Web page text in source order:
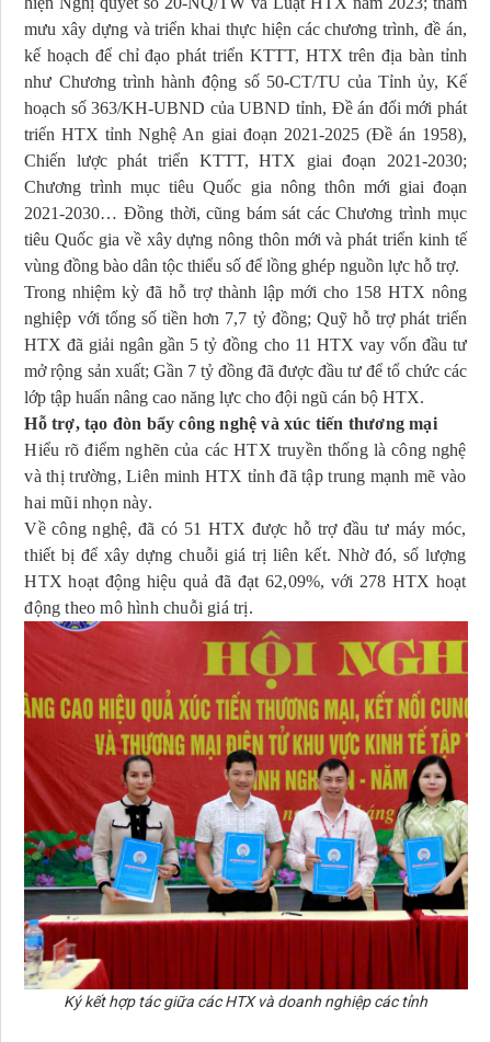
mưu xây dựng và triển khai thực hiện các chương trình, đề án,
kế hoạch để chỉ đạo phát triển KTTT, HTX trên địa bàn tỉnh
như Chương trình hành động số 50-CT/TU của Tỉnh ủy, Kế
hoạch số 363/KH-UBND của UBND tỉnh, Đề án đổi mới phát
triển HTX tỉnh Nghệ An giai đoạn 2021-2025 (Đề án 1958),
Chiến lược phát triển KTTT, HTX giai đoạn 2021-2030;
Chương trình mục tiêu Quốc gia nông thôn mới giai đoạn
2021-2030… Đồng thời, cũng bám sát các Chương trình mục
tiêu Quốc gia về xây dựng nông thôn mới và phát triển kinh tế
vùng đồng bào dân tộc thiểu số để lồng ghép nguồn lực hỗ trợ.
Trong nhiệm kỳ đã hỗ trợ thành lập mới cho 158 HTX nông
nghiệp với tổng số tiền hơn 7,7 tỷ đồng; Quỹ hỗ trợ phát triển
HTX đã giải ngân gần 5 tỷ đồng cho 11 HTX vay vốn đầu tư
mở rộng sản xuất; Gần 7 tỷ đồng đã được đầu tư để tổ chức các
lớp tập huấn nâng cao năng lực cho đội ngũ cán bộ HTX.
Hỗ trợ, tạo đòn bẩy công nghệ và xúc tiến thương mại
Hiểu rõ điểm nghẽn của các HTX truyền thống là công nghệ
và thị trường, Liên minh HTX tỉnh đã tập trung mạnh mẽ vào
hai mũi nhọn này.
Về công nghệ, đã có 51 HTX được hỗ trợ đầu tư máy móc,
thiết bị để xây dựng chuỗi giá trị liên kết. Nhờ đó, số lượng
HTX hoạt động hiệu quả đã đạt 62,09%, với 278 HTX hoạt
động theo mô hình chuỗi giá trị.
Ký kết hợp tác giữa các HTX và doanh nghiệp các tỉnh